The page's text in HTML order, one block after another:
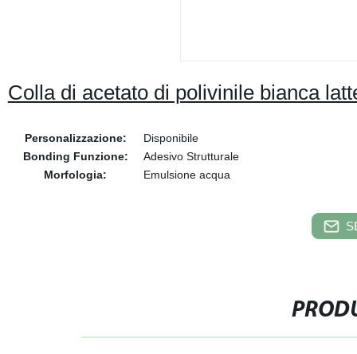
Colla di acetato di polivinile bianca
Personalizzazione:
Disponibile
Bonding Funzione:
Adesivo Strutturale
Morfologia:
Emulsione acqua